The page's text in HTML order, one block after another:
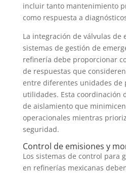
incluir tanto mantenimiento
como respuesta a
La integración de válvulas de
sistemas de gestión de
refinería debe proporcionar
de respuestas que
entre diferentes unidades de
utilidades. Esta coordinación
de aislamiento que
operacionales mientras
seguridad.
Control de emisiones y
Los sistemas de control para
en refinerías mexicanas